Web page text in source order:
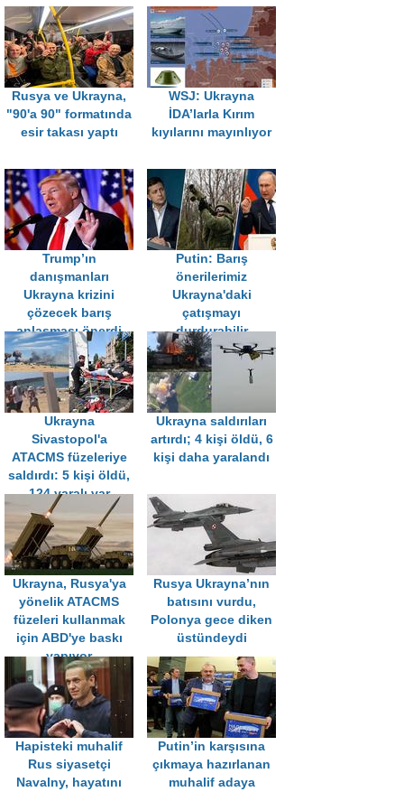
Rusya ve Ukrayna,
"90'a 90" formatında
esir takası yaptı
WSJ: Ukrayna
İDA’larla Kırım
kıyılarını mayınlıyor
Trump’ın
danışmanları
Ukrayna krizini
çözecek barış
anlaşması önerdi
Putin: Barış
önerilerimiz
Ukrayna'daki
çatışmayı
durdurabilir
Ukrayna
Sivastopol'a
ATACMS füzeleriye
saldırdı: 5 kişi öldü,
124 yaralı var
Ukrayna saldırıları
artırdı; 4 kişi öldü, 6
kişi daha yaralandı
Ukrayna, Rusya'ya
yönelik ATACMS
füzeleri kullanmak
için ABD'ye baskı
yapıyor
Rusya Ukrayna’nın
batısını vurdu,
Polonya gece diken
üstündeydi
Hapisteki muhalif
Rus siyasetçi
Navalny, hayatını
Putin’in karşısına
çıkmaya hazırlanan
muhalif adaya